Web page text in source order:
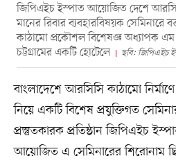
জিপিএইচ ইস্পাত আয়োজিত দেশে
মানের রিবার ব্যবহারবিষয়ক সেমিনারে
কাঠামো প্রকৌশল বিশেষজ্ঞ অধ্যাপক এম
চট্টগ্রামের একটি হোটেলে
ছবি: জিপিএইচ
বাংলাদেশে আরসিসি কাঠামো
নিয়ে একটি বিশেষ প্রযুক্তিগত
প্রস্তুতকারক প্রতিষ্ঠান জিপিএইচ
আয়োজিত এ সেমিনারের শিরোনাম